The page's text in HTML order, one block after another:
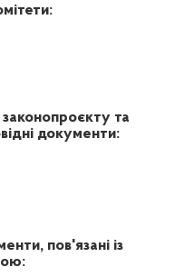
та
документи:
пов'язані із